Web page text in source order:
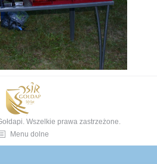
Wszelkie prawa zastrzeżone.
Menu dolne